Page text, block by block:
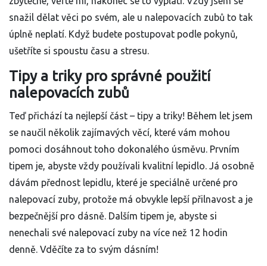
snažil dělat věci po svém, ale u nalepovacích zubů to tak
úplně neplatí. Když budete postupovat podle pokynů,
ušetříte si spoustu času a stresu.
Tipy a triky pro správné použití
nalepovacích zubů
Teď přichází ta nejlepší část – tipy a triky! Během let jsem
se naučil několik zajímavých věcí, které vám mohou
pomoci dosáhnout toho dokonalého úsměvu. Prvním
tipem je, abyste vždy používali kvalitní lepidlo. Já osobně
dávám přednost lepidlu, které je speciálně určené pro
nalepovací zuby, protože má obvykle lepší přilnavost a je
bezpečnější pro dásně. Dalším tipem je, abyste si
nenechali své nalepovací zuby na více než 12 hodin
denně. Vděčíte za to svým dásním!